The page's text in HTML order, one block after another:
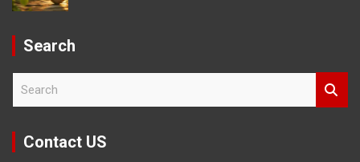
Search
r
Contact US